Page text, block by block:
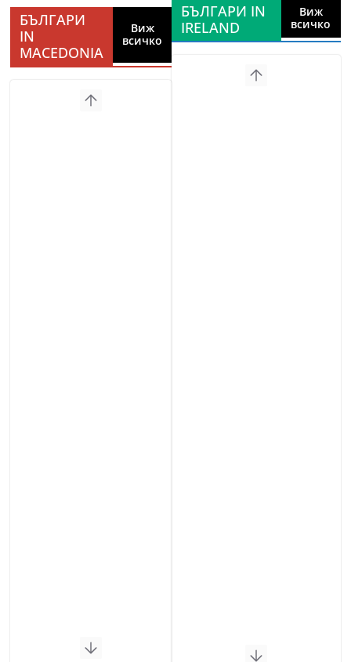
БЪЛГАРИ
IN
MACEDONIA
Виж
всичко
БЪЛГАРИ IN
IRELAND
Виж
всичко